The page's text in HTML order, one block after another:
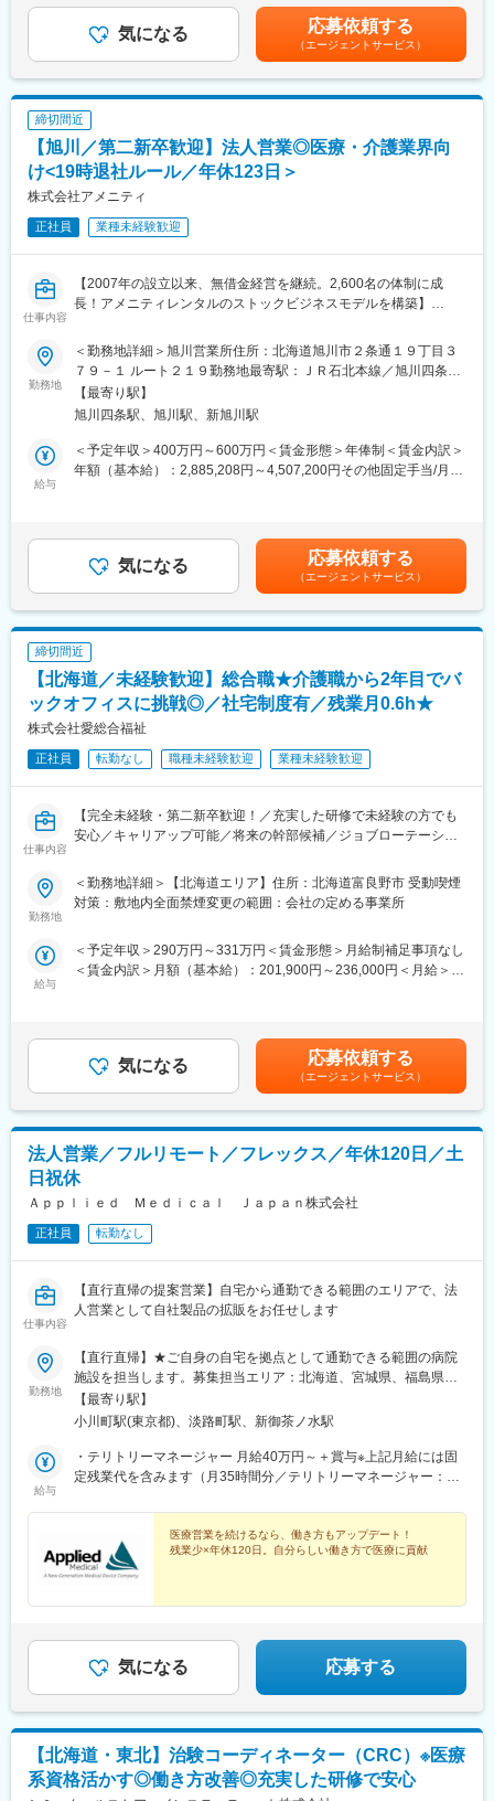
歯科・介護と複数にまたがっているため、取扱製品の知識を満遍
なく身に着けるために拠点間で移動しながらの研修を行います
（交通費・拠点先住居費・帰省費は同社負担）。
（研修の実例）※各プログラムは1~2カ月程度で行われます。場所
や期間は変更の可能性があります。（計6か月程度）
（1）
場所：秋田本社
内容：電話対応、システムの基本操作、保険料算定の基礎知識の
習得、サーバ、周辺機器のキッティング
（2）
場所：東京支店
内容：（1）に加えて、PCのセットアップ、先輩同行でのシステ
ム導入作業
（3）
場所：札幌支店
変更の範囲：会社の定める業務
す。
※手術の立ち合いが発生します。
いる医学情報サイト（アプリ版もあります）です。こちらには医
師向けの転職情報や、最新の医療情報、医師同士のコミュニティ
を提供しています。今回募集するポジションではこちらのサイト
を起点に自社製品の営業活動を行っていただくだけでなく、
「m3.com」の活用提案なども行っていただくため、データ活用の
提案営業としてのキャリアも身に着けられます。
・出張頻度：週１回程度
・夜間・休日の呼び出し頻度：ほぼなし
・残業：１５時間程度
・営業スタイル：原則として、直行直帰の営業スタイルです（全
社共通）
■教育体制：
まずは商材についての知識や営業手法に関して、OJTを通じて勉
強していただきます。
キャリアを長期的に積んでいただくことを期待されていることも
あり、長期的な就業を考えている方にピッタリです。社内での意
見交換も活発に行われますので、積極的にやる気を持ってチャレ
ンジ出来る方のご応募をお待ちしております。
変更の範囲：会社の定める業務
扶養手当等は、別途支給。■昇給：年1回（4月）■賞与※昨年度実
績5.25か月分：年2回（6月、12月）賃金はあくまでも目安の金額
であり、選考を通じて上下する可能性があります。月給(月額)は固
定手当を含めた表記です。
気になる 応募依頼する
（エージェントサービス）
締切間近
【旭川／第二新卒歓迎】法人営業◎医療・介護業界向
け<19時退社ルール／年休123日＞
株式会社アメニティ
正社員 業種未経験歓迎
仕事内容
【2007年の設立以来、無借金経営を継続。2,600名の体制に成
長！アメニティレンタルのストックビジネスモデルを構築】
を図るため、このたび新たな仲間をお迎えすることとなりまし
た。
■業務詳細：
病院や介護施設に向けて、入院・入所時に必要な衣類やタオル、
日用品などをレンタルできる「アメニティサポートシステム」を
提案する営業です。ニーズに応じて、人材派遣・紹介サービスや
院内売店の運営代行サービスも提案していきます。
献性も高く、今後の高齢化社会において成長が見込める成長産業
です。 また、病院や介護施設の業務軽減に貢献する事で、患者
様、利用者様へのサービス向上に直結する為、大変やりがいのあ
■キャリアアップについて：
本人の頑張りを昇給、昇格にて評価される制度が御座います。ま
た、事業拡大に伴い、新規の営業所も出店しており、営業所長や
エリアを管理する責任者などのポストがある為、早期のキャリア
アップが見込めます。 ※実際に入社4年前後で所長になった中途入
社の方もいらっしゃいます。
品）をレンタルするアメニティサポートシステムを提供している
会社です。
ご利用者への提供・回収・請求まで全て弊社で受け持っておりま
す。そのため医療・介護施設の業務負担の軽減もでき多くのメリ
変更の範囲：本文参照
勤務地
＜勤務地詳細＞旭川営業所住所：北海道旭川市２条通１９丁目３
７９－１ ルート２１９勤務地最寄駅：ＪＲ石北本線／旭川四条駅
受動喫煙対策：屋内全面禁煙変更の範囲：本文参照
【最寄り駅】
旭川四条駅、旭川駅、新旭川駅
給与
＜予定年収＞400万円～600万円＜賃金形態＞年俸制＜賃金内訳＞
年額（基本給）：2,885,208円～4,507,200円その他固定手当/月：
無＞有＜残業手当＞有＜給与補足＞※経験・能力・前職の給与など
を考慮するため上下する可能性があります・評価：年2回（4月・
10月/売上実績だけでなく取り組み姿勢や提案プロセスなどの定性
評価も重視）・年収例：370-480万円(主任/入社2-3年)⇒420-550
万円(係長/入社3-5年)賃金はあくまでも目安の金額であり、選考を
通じて上下する可能性があります。月給(月額)は固定手当を含めた
表記です。
気になる 応募依頼する
（エージェントサービス）
締切間近
【北海道／未経験歓迎】総合職★介護職から2年目でバ
ックオフィスに挑戦◎／社宅制度有／残業月0.6h★
株式会社愛総合福祉
正社員 転勤なし 職種未経験歓迎 業種未経験歓迎
仕事内容
【完全未経験・第二新卒歓迎！／充実した研修で未経験の方でも
安心／キャリアップ可能／将来の幹部候補／ジョブローテーショ
★この求人の魅力★
介護スタッフや経理、総務、人事など自分の希望に合わせてキャ
■入社後の流れ：
2年目以降ご希望に応じて本社管理部へのジョブローテーションが
可能です。
※現場勤務の継続も可能です
本社勤務では経理、総務、人事などの部署の中から配属先が決定
いたします。事務系の仕事が中心になり、現場同様20-30代の社員
が多くコミュニケーションが取りやすいく分からない事があれ
ば、すぐに相談が可能です。また、一度本社帰任した後でも、介
＜2年目以降のキャリア例＞
・経理にチャレンジし、3年目以降も経理として主任や係長を目指
すなど
感持ってキャリアアップできます。
■研修制度について
各事業所ごとの座学・実技研修、年次に応じたフォローアップ研
修に加え、キャリア志向の社員に向けた管理職育成研修など多様
な研修・フォロー体制を用意しています。
また、キャリアアップに必要な資格は1~3年目にかけて取得が可
資格取得に必要な外部講習や試験は出社扱い・費用全額支給し、
全面的にバックアップいたします。
★当社では月の残業時間の平均が0.6時間であり、「残業ゼロ」を
的に働くことが出来ます。
総務などの管理部門へのキャリアチェンジが可能です。
愛総合福祉では、年齢や経験は問わず興味を持っていただいた方
とは全員と面接をさせていただいております。
会社説明会を随時開催しておりますので、お気軽にご参加くださ
い♪
日時：月・木／13:30～15:00
勤務地
＜勤務地詳細＞【北海道エリア】住所：北海道富良野市 受動喫煙
対策：敷地内全面禁煙変更の範囲：会社の定める事業所
給与
＜予定年収＞290万円～331万円＜賃金形態＞月給制補足事項なし
＜賃金内訳＞月額（基本給）：201,900円～236,000円＜月給＞
小規模多機能型居宅介護での勤務のみ、別途で送迎手当：10,000/
月を支給賃金はあくまでも目安の金額であり、選考を通じて上下
する可能性があります。月給(月額)は固定手当を含めた表記です。
気になる 応募依頼する
（エージェントサービス）
法人営業／フルリモート／フレックス／年休120日／土
日祝休
Ａｐｐｌｉｅｄ Ｍｅｄｉｃａｌ Ｊａｐａｎ株式会社
正社員 転勤なし
仕事内容
【直行直帰の提案営業】自宅から通勤できる範囲のエリアで、法
人営業として自社製品の拡販をお任せします
勤務地
【直行直帰】★ご自身の自宅を拠点として通勤できる範囲の病院
施設を担当します。募集担当エリア：北海道、宮城県、福島県、
東京都★U・Iターン歓迎★自宅を事務所とし、直行直帰で通勤で
きる範囲をテリトリーとして担当していただきます（出張あり）
GATE 6F＜アクセス＞・都営新宿線「小川町」徒歩5分・東京メト
ロ千代田線「新御茶ノ水」、丸ノ内線「淡路町」徒歩6分・
【最寄り駅】
小川町駅(東京都)、淡路町駅、新御茶ノ水駅
給与
・テリトリーマネージャー 月給40万円～＋賞与※上記月給には固
定残業代を含みます（月35時間分／テリトリーマネージャー：10
能力・スキルを考慮のうえ決定します※詳細はオファー時にご確認
医療営業を続けるなら、働き方もアップデート！
残業少×年休120日。自分らしい働き方で医療に貢献
気になる 応募する
【北海道・東北】治験コーディネーター（CRC）※医療
系資格活かす◎働き方改善◎充実した研修で安心